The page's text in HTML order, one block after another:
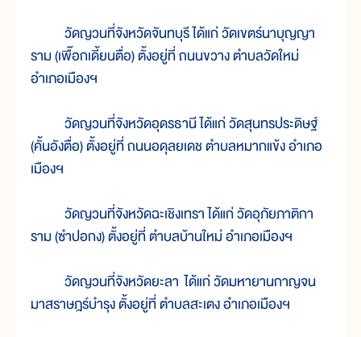
วัดญวนที่จังหวัดจันทบุรี ได้แก่ วัดเขตร์นาบุญญา
ราม (เพื๊อกเดี้ยนตื่อ) ตั้งอยู่ที่ ถนนขวาง ตำบลวัดใหม่
อำเภอเมืองฯ
วัดญวนที่จังหวัดอุดรธานี ได้แก่ วัดสุนทรประดิษฐ์
(คั้นอังตื่อ) ตั้งอยู่ที่ ถนนอดุลยเดช ตำบลหมากแข้ง อำเภอ
เมืองฯ
วัดญวนที่จังหวัดฉะเชิงเทรา ได้แก่ วัดอุภัยภาติกา
ราม (ซำปอกง) ตั้งอยู่ที่ ตำบลบ้านใหม่ อำเภอเมืองฯ
วัดญวนที่จังหวัดยะลา ได้แก่ วัดมหายานกาญจน
มาสราษฎร์บำรุง ตั้งอยู่ที่ ตำบลสะเตง อำเภอเมืองฯ